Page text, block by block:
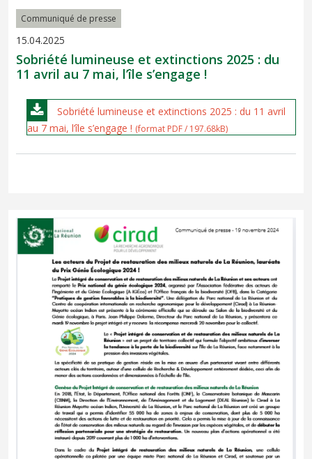
Communiqué de presse
15.04.2025
Sobriété lumineuse et extinctions 2025 : du
11 avril au 7 mai, l’île s’engage !
Sobriété lumineuse et extinctions 2025 : du 11 avril
au 7 mai, l’île s’engage ! (format PDF / 197.68kB)